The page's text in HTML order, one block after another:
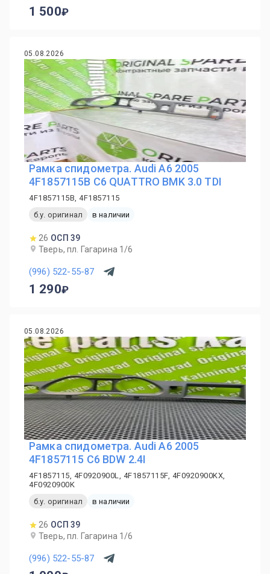
1 500
05.08.2026
Рамка спидометра. Audi A6 2005
4F1857115B C6 QUATTRO BMK 3.0 TDI
4F1857115B, 4F1857115
б.у. оригинал
в наличии
26 ОСП 39
Тверь, пл. Гагарина 1/6
(996) 522-55-87
1 290
05.08.2026
Рамка спидометра. Audi A6 2005
4F1857115 C6 BDW 2.4I
4F1857115, 4F0920900L, 4F1857115F, 4F0920900KX,
4F0920900K
б.у. оригинал
в наличии
26 ОСП 39
Тверь, пл. Гагарина 1/6
(996) 522-55-87